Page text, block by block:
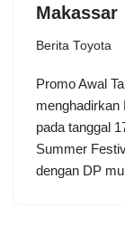
Makassar
Berita Toyota
Promo Awal
menghadirkan
pada tanggal
Summer
dengan DP